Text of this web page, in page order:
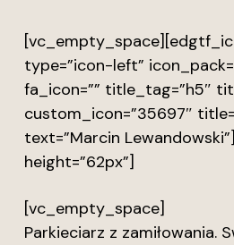
type=”icon-left”
fa_icon=”” title_tag=”h5″
custom_icon=”35697″
text=”Marcin
height=”62px”]
[vc_empty_space]
Parkieciarz z zamiłowania.